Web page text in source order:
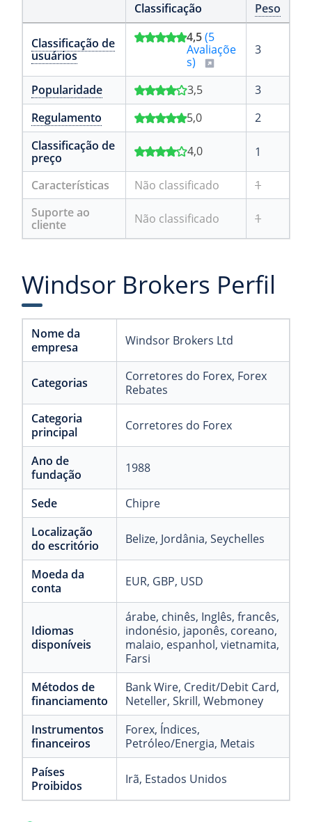
Classificação Peso
Classificação de
usuários
4,5(5
Avaliaçõe
s)
3
Popularidade 3,5
3
Regulamento
5,0
2
Classificação de
preço
4,0 1
Características Não classificado
1
Suporte ao
cliente
Não classificado 1
Windsor Brokers Perfil
Nome da
empresa
Windsor Brokers Ltd
Categorias Corretores do Forex, Forex
Rebates
Categoria
principal
Corretores do Forex
Ano de
fundação
1988
Sede
Chipre
Localização
do escritório
Belize, Jordânia, Seychelles
Moeda da
conta
EUR, GBP, USD
Idiomas
disponíveis
árabe, chinês, Inglês, francês,
indonésio, japonês, coreano,
malaio, espanhol, vietnamita,
Farsi
Métodos de
financiamento
Bank Wire, Credit/Debit Card,
Neteller, Skrill, Webmoney
Instrumentos
financeiros
Forex, Índices,
Petróleo/Energia, Metais
Países
Proibidos
Irã, Estados Unidos